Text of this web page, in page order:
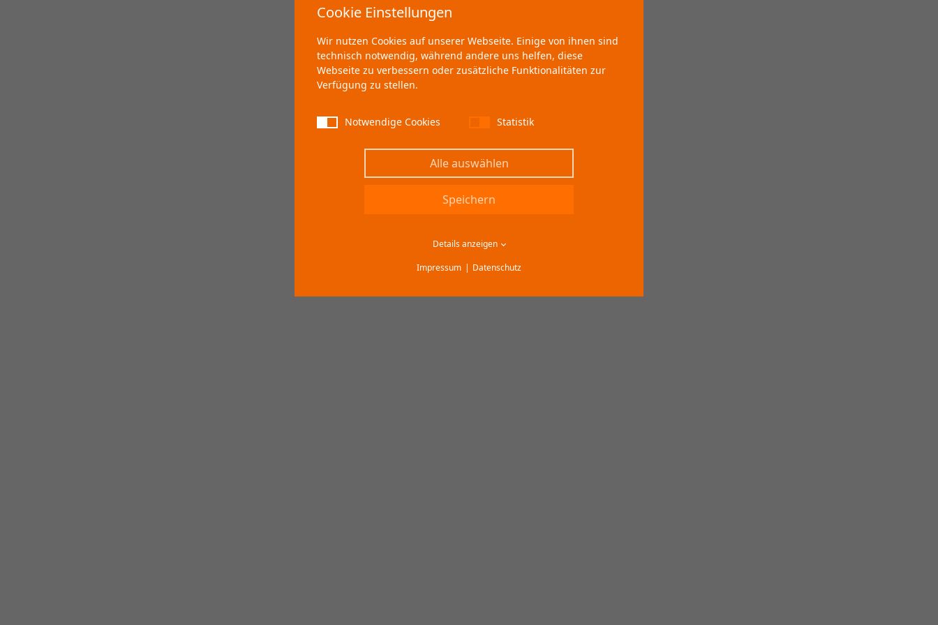
Cookie Einstellungen
Wir nutzen Cookies auf unserer Webseite. Einige von ihnen sind
technisch notwendig, während andere uns helfen, diese
Webseite zu verbessern oder zusätzliche Funktionalitäten zur
Verfügung zu stellen.
Notwendige Cookies Statistik
Alle auswählen
Speichern
Details anzeigen
Impressum
Datenschutz